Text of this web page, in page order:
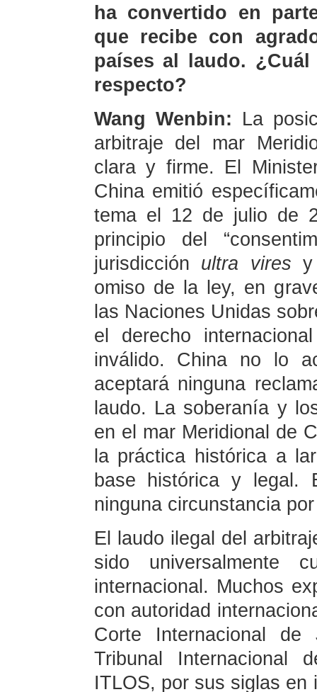
ha convertido en
que recibe con
países al laudo.
respecto?
Wang Wenbin: La
arbitraje del mar
clara y firme. El
China emitió
tema el 12 de julio de
principio del
jurisdicción ultra vires y
omiso de la ley, en
las Naciones Unidas
el derecho
inválido. China no lo
aceptará ninguna
laudo. La soberanía y
en el mar Meridional de
la práctica histórica a
base histórica y legal.
ninguna circunstancia
El laudo ilegal del
sido universalmente
internacional. Muchos
con autoridad
Corte Internacional
Tribunal Internacional
ITLOS, por sus siglas